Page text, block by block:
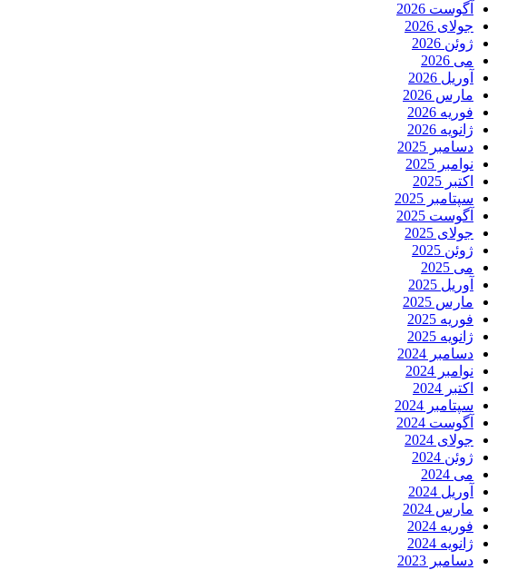
آگوست 2026
جولای 2026
ژوئن 2026
می 2026
آوریل 2026
مارس 2026
فوریه 2026
ژانویه 2026
دسامبر 2025
نوامبر 2025
اکتبر 2025
سپتامبر 2025
آگوست 2025
جولای 2025
ژوئن 2025
می 2025
آوریل 2025
مارس 2025
فوریه 2025
ژانویه 2025
دسامبر 2024
نوامبر 2024
اکتبر 2024
سپتامبر 2024
آگوست 2024
جولای 2024
ژوئن 2024
می 2024
آوریل 2024
مارس 2024
فوریه 2024
ژانویه 2024
دسامبر 2023